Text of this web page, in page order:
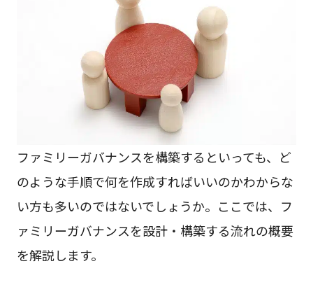
ファミリーガバナンスを構築するといっても、ど
のような手順で何を作成すればいいのかわからな
い方も多いのではないでしょうか。ここでは、フ
ァミリーガバナンスを設計・構築する流れの概要
を解説します。